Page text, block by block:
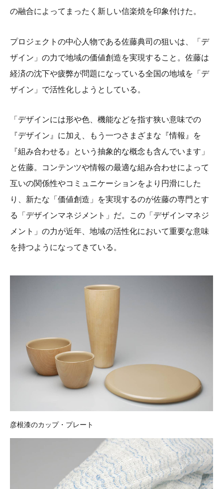
の融合によってまったく新しい信楽焼を印象付けた。
プロジェクトの中心人物である佐藤典司の狙いは、「デ
ザイン」の力で地域の価値創造を実現すること。佐藤は
経済の沈下や疲弊が問題になっている全国の地域を「デ
ザイン」で活性化しようとしている。
「デザインには形や色、機能などを指す狭い意味での
『デザイン』に加え、もう一つさまざまな『情報』を
『組み合わせる』という抽象的な概念も含んでいます」
と佐藤。コンテンツや情報の最適な組み合わせによって
互いの関係性やコミュニケーションをより円滑にした
り、新たな「価値創造」を実現するのが佐藤の専門とす
る「デザインマネジメント」だ。この「デザインマネジ
メント」の力が近年、地域の活性化において重要な意味
を持つようになってきている。
彦根漆のカップ・プレート